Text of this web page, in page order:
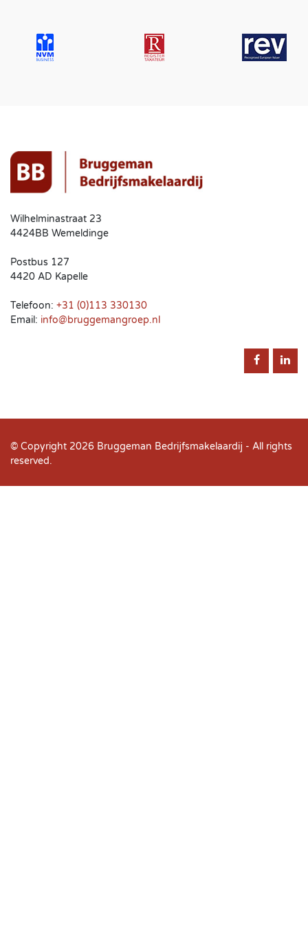
Wilhelminastraat 23
4424BB Wemeldinge
Postbus 127
4420 AD Kapelle
Telefoon: +31 (0)113 330130
Email: info@bruggemangroep.nl
© Copyright 2026 Bruggeman Bedrijfsmakelaardij - All rights
reserved.